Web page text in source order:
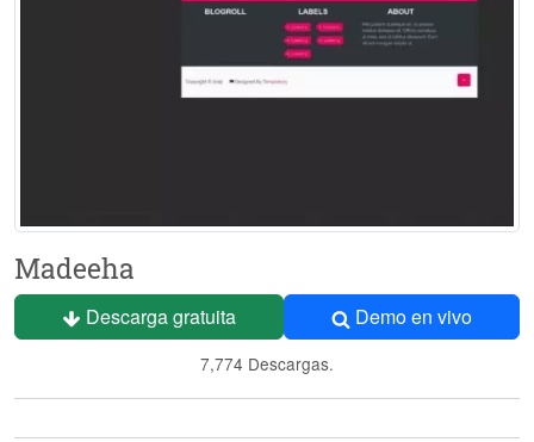
Madeeha
Descarga gratuita Demo en vivo
7,774 Descargas.